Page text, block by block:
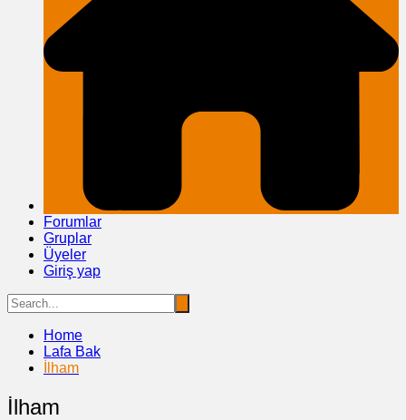
Forumlar
Gruplar
Üyeler
Giriş yap
Home
Lafa Bak
İlham
İlham